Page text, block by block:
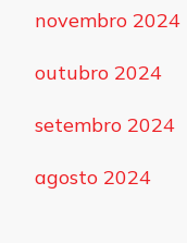
novembro 2024
outubro 2024
setembro 2024
agosto 2024